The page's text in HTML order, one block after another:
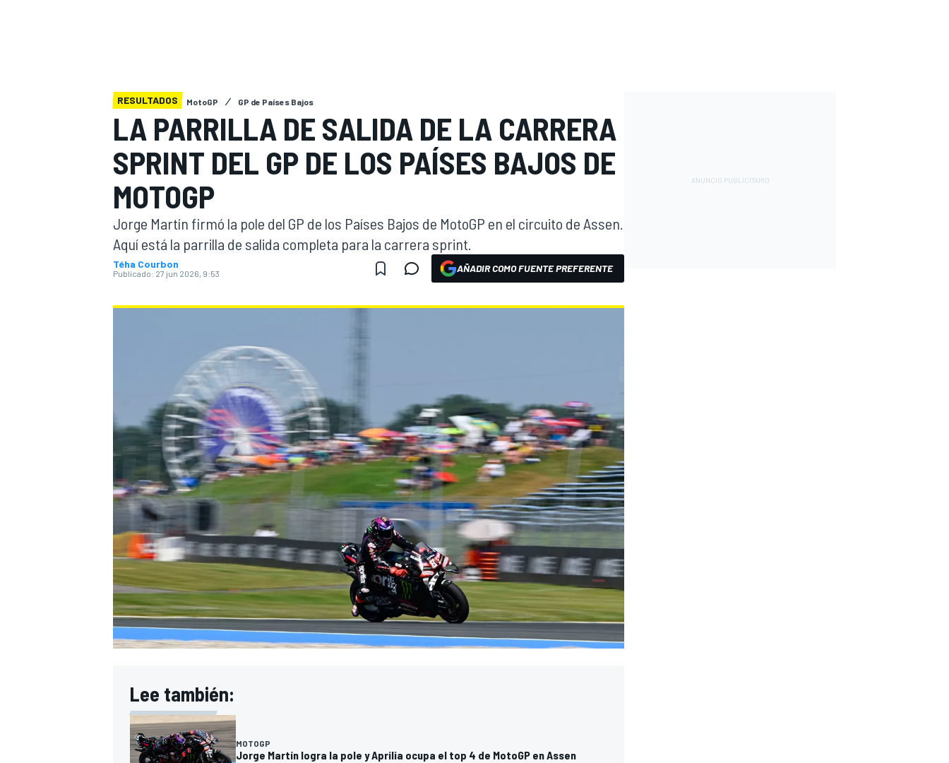
NASCARINDYCARSPORTSCARRALLY TURISMO
RESULTADOS MotoGP GP de Países Bajos
LA PARRILLA DE SALIDA DE LA CARRERA
SPRINT DEL GP DE LOS PAÍSES BAJOS DE
MOTOGP
Jorge Martín firmó la pole del GP de los Países Bajos de MotoGP en el circuito de Assen.
Aquí está la parrilla de salida completa para la carrera sprint.
Téha Courbon
Publicado: 27 jun 2026, 9:53 AÑADIR COMO FUENTE PREFERENTE
Lee también:
MOTOGP
Jorge Martín logra la pole y Aprilia ocupa el top 4 de MotoGP en Assen